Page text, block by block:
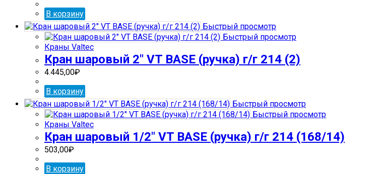
В корзину
Быстрый просмотр
Быстрый просмотр
Краны Valtec
Кран шаровый 2″ VT BASE (ручка) г/г 214 (2)
4.445,00₽
В корзину
Быстрый просмотр
Быстрый просмотр
Краны Valtec
Кран шаровый 1/2″ VT BASE (ручка) г/г 214 (168/14)
503,00₽
В корзину